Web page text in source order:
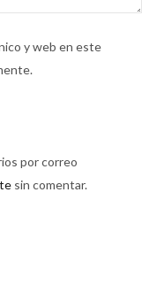
y web en este
por correo
sin comentar.